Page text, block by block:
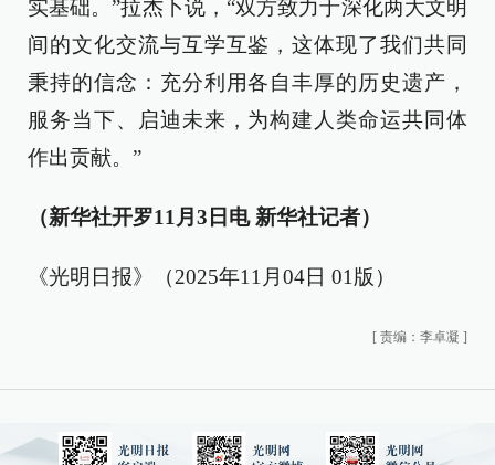
实基础。”拉杰卜说，“双方致力于深化两大文明
间的文化交流与互学互鉴，这体现了我们共同
秉持的信念：充分利用各自丰厚的历史遗产，
服务当下、启迪未来，为构建人类命运共同体
作出贡献。”
（新华社开罗11月3日电 新华社记者）
《光明日报》（2025年11月04日 01版）
[ 责编：李卓凝 ]